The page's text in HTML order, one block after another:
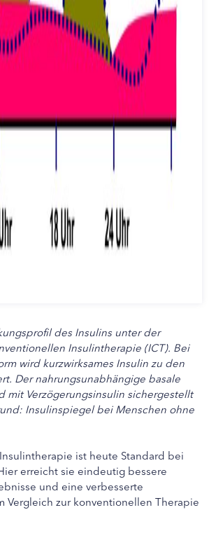
des Insulins unter der
Insulintherapie (ICT). Bei
wird kurzwirksames Insulin zu den
Der nahrungsunabhängige basale
mit Verzögerungsinsulin sichergestellt
Insulinspiegel bei Menschen ohne
ist heute Standard bei
erreicht sie eindeutig bessere
und eine verbesserte
Vergleich zur konventionellen Therapie